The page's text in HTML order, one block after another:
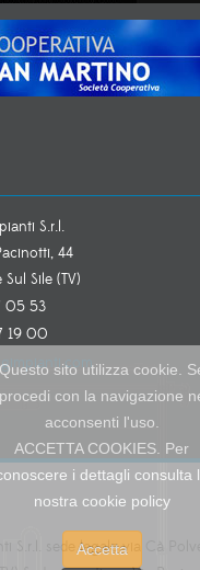
S.r.l.
44
Sile (TV)
05 53
19 00
S.r.l. sede legale via Cà
Questo sito utilizza cookie.
procedi con la navigazione
acconsenti l'uso.
ACCETTA COOKIES. Per
i dettagli consulta
nostra cookie policy
Accetta